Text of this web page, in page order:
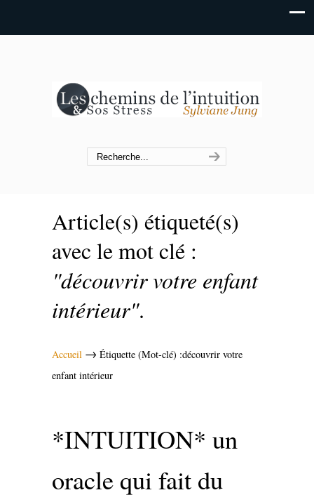
Article(s) étiqueté(s)
avec le mot clé :
"découvrir votre enfant
intérieur".
Accueil → Étiquette (Mot-clé) :découvrir votre
enfant intérieur
*INTUITION* un
oracle qui fait du